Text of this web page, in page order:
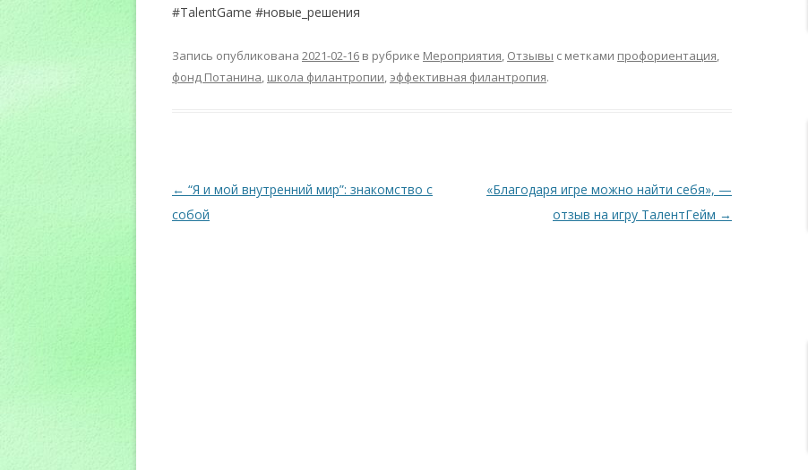
#TalentGame #новые_решения
Запись опубликована 2021-02-16 в рубрике Мероприятия, Отзывы с метками профориентация,
фонд Потанина, школа филантропии, эффективная филантропия.
Навигация
по
← “Я и мой внутренний мир”: знакомство с
собой
«Благодаря игре можно найти себя», —
отзыв на игру ТалентГейм →